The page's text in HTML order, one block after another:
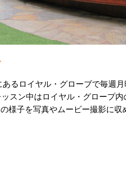
るロイヤル・グローブで毎週
スン中はロイヤル・グロープ
様子を写真やムービー撮影に収